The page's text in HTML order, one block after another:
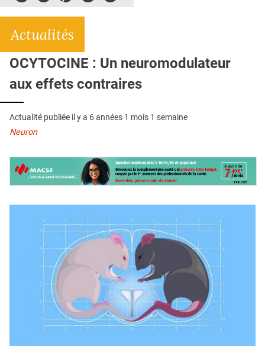
L'APP
QUI SOMMES-NOUS ?
PUBLICITÉ
CONDITIONS GÉNÉRALES
CONTACT
Actualités
OCYTOCINE : Un neuromodulateur
aux effets contraires
Actualité publiée il y a 6 années 1 mois 1 semaine
Neuron